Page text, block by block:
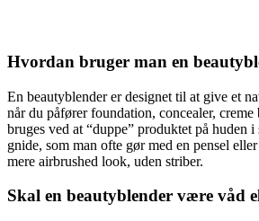
Hvordan bruger man en
En beautyblender er designet til at give et
når du påfører foundation, concealer,
bruges ved at “duppe” produktet på huden
gnide, som man ofte gør med en pensel
mere airbrushed look, uden striber.
Skal en beautyblender være våd